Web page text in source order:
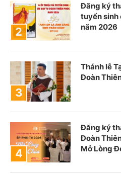
Đăng ký
tuyển sinh
năm 2026
Thánh lễ
Đoàn
Đăng ký
Đoàn
Mở Lòng